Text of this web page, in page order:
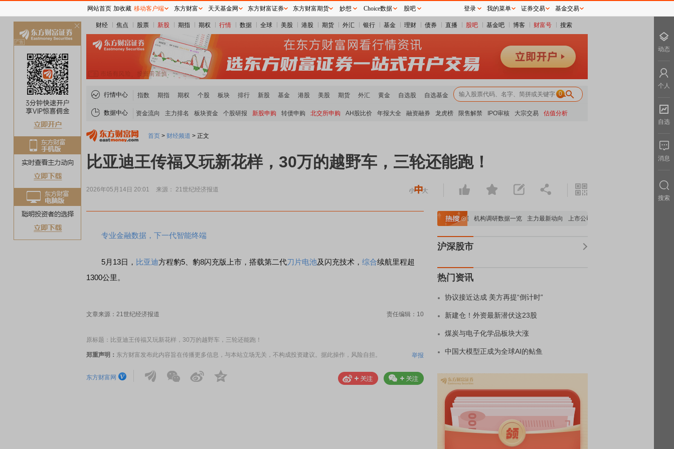
财经 焦点 股票 新股 期指 期权 行情 数据 全球 美股 港股 期货 外汇 银行 基金 理财 债券 直播 股吧 基金吧 博客 财富号 搜索
行情中心 指数 期指 期权 个股 板块 排行 新股 基金 港股 美股 期货 外汇 黄金 自选股 自选基金 0
数据中心 资金流向 主力排名 板块资金 个股研报 新股申购 转债申购 北交所申购 AH股比价 年报大全 融资融券 龙虎榜 限售解禁 IPO审核 大宗交易 估值分析
首页 > 财经频道 > 正文
比亚迪王传福又玩新花样，30万的越野车，三轮还能跑！
2026年05月14日 20:01 来源： 21世纪经济报道
专业金融数据，下一代智能终端
5月13日， 比亚迪方程豹5、豹8闪充版上市，搭载第二代刀片电池及闪充技术， 综合续航里程超
1300公里。
文章来源：21世纪经济报道 责任编辑：10
原标题：比亚迪王传福又玩新花样，30万的越野车，三轮还能跑！
郑重声明： 东方财富发布此内容旨在传播更多信息，与本站立场无关，不构成投资建议。据此操作，风险自担。 举报
东方财富网
重要机构持股数据 机构调研数据一览 主力最新动向 上市公司限售股解禁一览
沪深股市
热门资讯
协议接近达成 美方再提“倒计时”
新建仓！外资最新潜伏这23股
煤炭与电子化学品板块大涨
中国大模型正成为全球AI的鲇鱼
网站首页 加收藏 移动客户端 东方财富 天天基金网 东方财富证券 东方财富期货 妙想 Choice数据 股吧 登录 我的菜单 证券交易 基金交易
动态
个人
自选
消息
搜索
关